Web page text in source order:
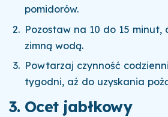
pomidorów.
Pozostaw na 10 do 15 minut,
zimną wodą.
Powtarzaj czynność
tygodni, aż do uzyskania
3. Ocet jabłkowy